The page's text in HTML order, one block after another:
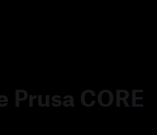
Prusa CORE